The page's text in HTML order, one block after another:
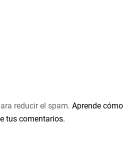
reducir el spam. Aprende cómo
tus comentarios.